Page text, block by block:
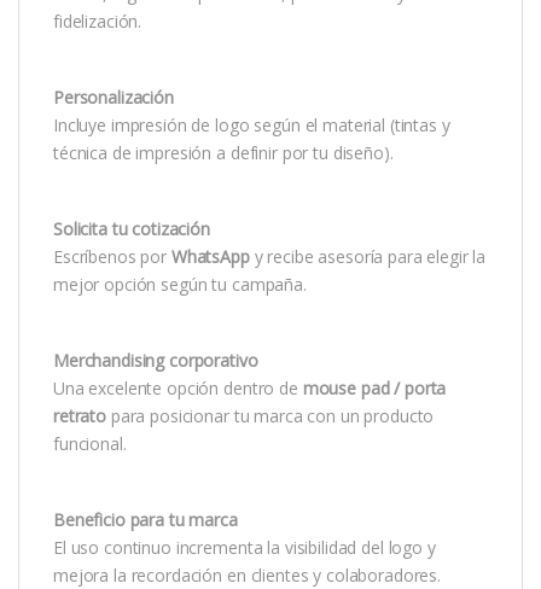
fidelización.
Personalización
Incluye impresión de logo según el material (tintas y
técnica de impresión a definir por tu diseño).
Solicita tu cotización
Escríbenos por WhatsAppy recibe asesoría para elegir la
mejor opción según tu campaña.
Merchandising corporativo
Una excelente opción dentro de mouse pad / porta
retrato para posicionar tu marca con un producto
funcional.
Beneficio para tu marca
El uso continuo incrementa la visibilidad del logo y
mejora la recordación en clientes y colaboradores.